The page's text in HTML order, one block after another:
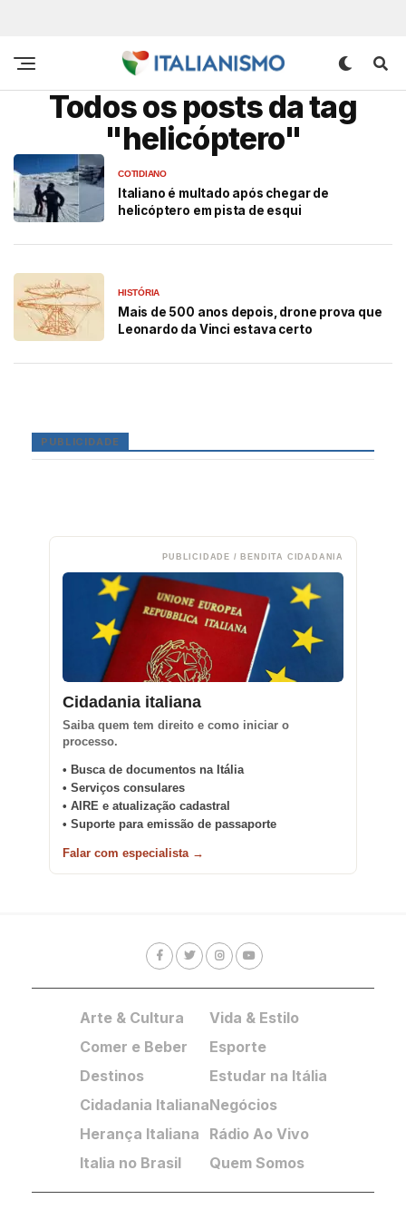
Todos os posts da tag
"helicóptero"
COTIDIANO
Italiano é multado após chegar de
helicóptero em pista de esqui
HISTÓRIA
Mais de 500 anos depois, drone prova que
Leonardo da Vinci estava certo
PUBLICIDADE
PUBLICIDADE / BENDITA CIDADANIA
Cidadania italiana
Saiba quem tem direito e como iniciar o
processo.
• Busca de documentos na Itália
• Serviços consulares
• AIRE e atualização cadastral
• Suporte para emissão de passaporte
Falar com especialista →
Arte & Cultura
Comer e Beber
Destinos
Cidadania Italiana
Herança Italiana
Italia no Brasil
Vida & Estilo
Esporte
Estudar na Itália
Negócios
Rádio Ao Vivo
Quem Somos